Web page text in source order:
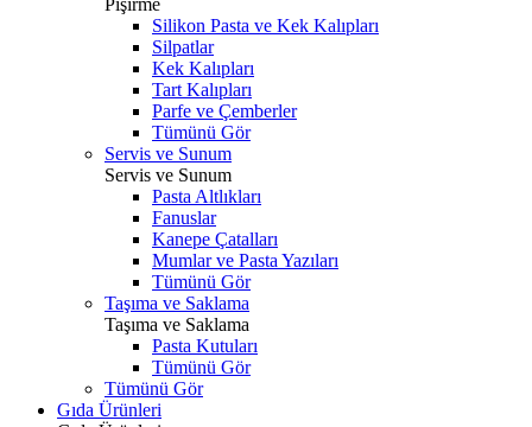
Pişirme
Silikon Pasta ve Kek Kalıpları
Silpatlar
Kek Kalıpları
Tart Kalıpları
Parfe ve Çemberler
Tümünü Gör
Servis ve Sunum
Servis ve Sunum
Pasta Altlıkları
Fanuslar
Kanepe Çatalları
Mumlar ve Pasta Yazıları
Tümünü Gör
Taşıma ve Saklama
Taşıma ve Saklama
Pasta Kutuları
Tümünü Gör
Tümünü Gör
Gıda Ürünleri